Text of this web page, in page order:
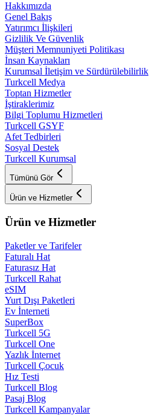
Hakkımızda
Genel Bakış
Yatırımcı İlişkileri
Gizlilik Ve Güvenlik
Müşteri Memnuniyeti Politikası
İnsan Kaynakları
Kurumsal İletişim ve Sürdürülebilirlik
Turkcell Medya
Toptan Hizmetler
İştiraklerimiz
Bilgi Toplumu Hizmetleri
Turkcell GSYF
Afet Tedbirleri
Sosyal Destek
Turkcell Kurumsal
Tümünü Gör
Ürün ve Hizmetler
Ürün ve Hizmetler
Paketler ve Tarifeler
Faturalı Hat
Faturasız Hat
Turkcell Rahat
eSIM
Yurt Dışı Paketleri
Ev İnterneti
SuperBox
Turkcell 5G
Turkcell One
Yazlık İnternet
Turkcell Çocuk
Hız Testi
Turkcell Blog
Pasaj Blog
Turkcell Kampanyalar